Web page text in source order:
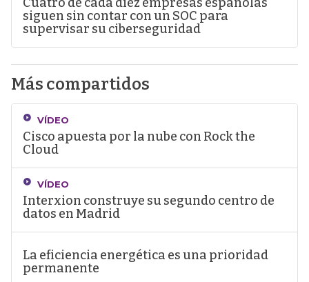
siguen sin contar con un SOC para
supervisar su ciberseguridad
Más compartidos
VÍDEO
Cisco apuesta por la nube con Rock the
Cloud
VÍDEO
Interxion construye su segundo centro de
datos en Madrid
La eficiencia energética es una prioridad
permanente